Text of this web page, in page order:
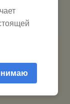
+79029904090